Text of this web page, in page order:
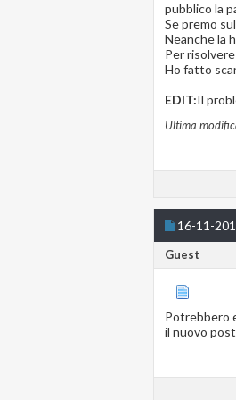
pubblico la
Se premo
Neanche la
Per
Ho fatto
EDIT:Il
Ultima
16-11-
Guest
Potrebbero
il nuovo